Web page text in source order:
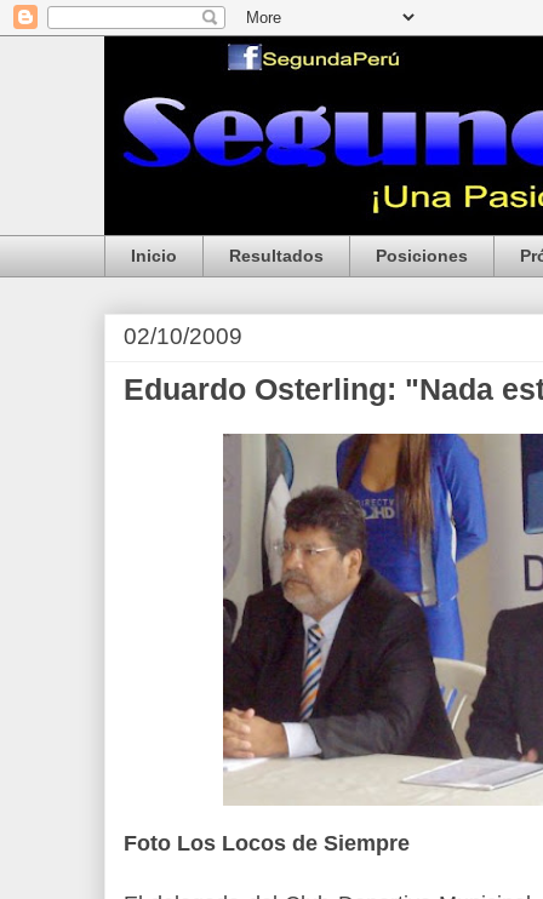
Inicio Resultados Posiciones
02/10/2009
Eduardo Osterling: "Nada
Foto Los Locos de Siempre